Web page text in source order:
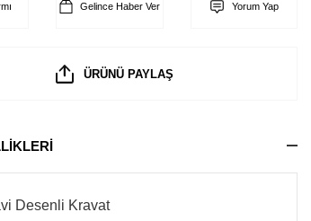
Gelince Haber Ver Yorum Yap
ÜRÜNÜ PAYLAŞ
Desenli Kravat